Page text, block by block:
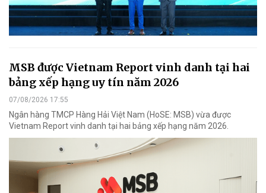
MSB được Vietnam Report vinh danh tại hai
bảng xếp hạng uy tín năm 2026
07/08/2026 17:55
Ngân hàng TMCP Hàng Hải Việt Nam (HoSE: MSB) vừa được
Vietnam Report vinh danh tại hai bảng xếp hạng năm 2026.